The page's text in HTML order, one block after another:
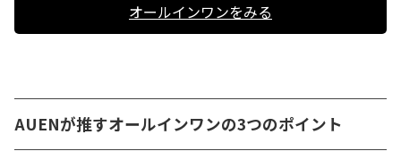
オールインワンをみる
AUENが推すオールインワンの3つのポイント